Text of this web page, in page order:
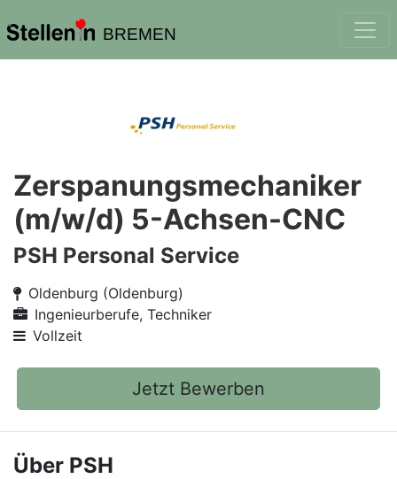
BREMEN
Zerspanungsmechaniker
(m/w/d) 5-Achsen-CNC
PSH Personal Service
Oldenburg (Oldenburg)
Ingenieurberufe, Techniker
Vollzeit
Jetzt Bewerben
Über PSH